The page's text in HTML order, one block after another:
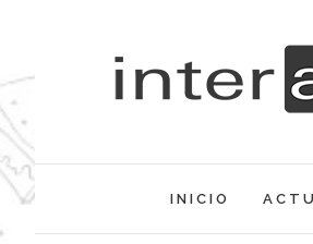
contenido
INICIO